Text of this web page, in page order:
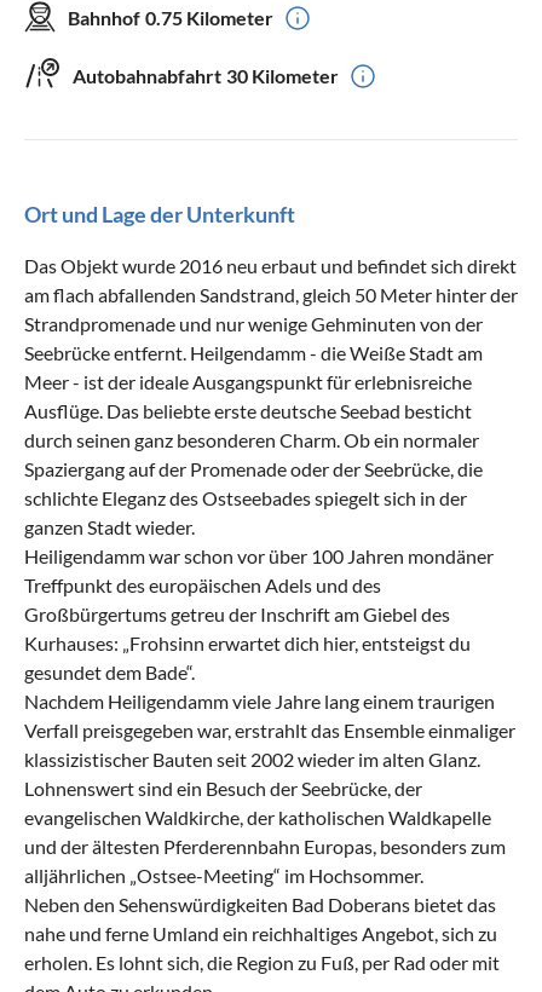
Bahnhof 0.75 Kilometer
Autobahnabfahrt 30 Kilometer
Ort und Lage der Unterkunft
Das Objekt wurde 2016 neu erbaut und befindet sich direkt
am flach abfallenden Sandstrand, gleich 50 Meter hinter der
Strandpromenade und nur wenige Gehminuten von der
Seebrücke entfernt. Heilgendamm - die Weiße Stadt am
Meer - ist der ideale Ausgangspunkt für erlebnisreiche
Ausflüge. Das beliebte erste deutsche Seebad besticht
durch seinen ganz besonderen Charm. Ob ein normaler
Spaziergang auf der Promenade oder der Seebrücke, die
schlichte Eleganz des Ostseebades spiegelt sich in der
ganzen Stadt wieder.
Heiligendamm war schon vor über 100 Jahren mondäner
Treffpunkt des europäischen Adels und des
Großbürgertums getreu der Inschrift am Giebel des
Kurhauses: „Frohsinn erwartet dich hier, entsteigst du
gesundet dem Bade“.
Nachdem Heiligendamm viele Jahre lang einem traurigen
Verfall preisgegeben war, erstrahlt das Ensemble einmaliger
klassizistischer Bauten seit 2002 wieder im alten Glanz.
Lohnenswert sind ein Besuch der Seebrücke, der
evangelischen Waldkirche, der katholischen Waldkapelle
und der ältesten Pferderennbahn Europas, besonders zum
alljährlichen „Ostsee-Meeting“ im Hochsommer.
Neben den Sehenswürdigkeiten Bad Doberans bietet das
nahe und ferne Umland ein reichhaltiges Angebot, sich zu
erholen. Es lohnt sich, die Region zu Fuß, per Rad oder mit